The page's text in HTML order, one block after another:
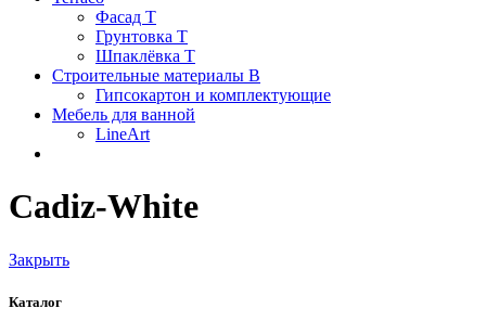
Фасад Т
Грунтовка T
Шпаклёвка T
Строительные материалы В
Гипсокартон и комплектующие
Мебель для ванной
LineArt
Cadiz-White
Закрыть
Каталог